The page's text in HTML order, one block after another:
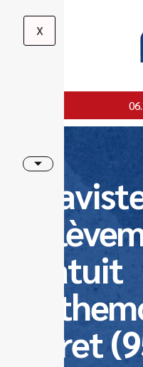
X
gratuit
Foret